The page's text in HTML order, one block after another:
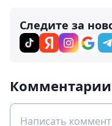
Следите за
Комментарии